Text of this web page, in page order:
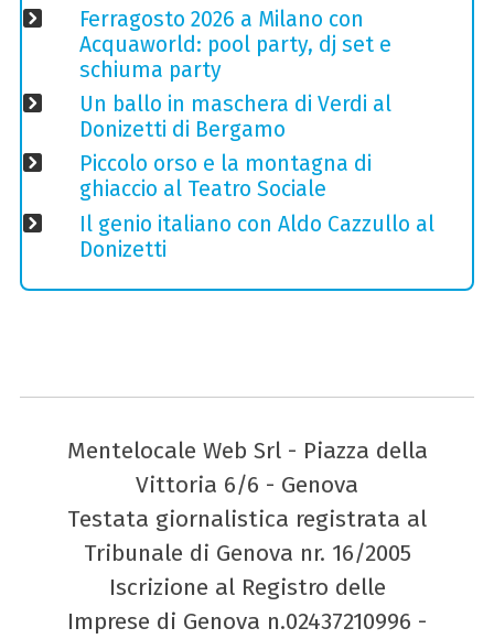
Ferragosto 2026 a Milano con
Acquaworld: pool party, dj set e
schiuma party
Un ballo in maschera di Verdi al
Donizetti di Bergamo
Piccolo orso e la montagna di
ghiaccio al Teatro Sociale
Il genio italiano con Aldo Cazzullo al
Donizetti
Mentelocale Web Srl - Piazza della
Vittoria 6/6 - Genova
Testata giornalistica registrata al
Tribunale di Genova nr. 16/2005
Iscrizione al Registro delle
Imprese di Genova n.02437210996 -